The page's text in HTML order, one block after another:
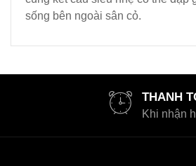
sống bên ngoài sân cỏ.
THANH
Khi nhận